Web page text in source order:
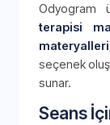
Odyogram
terapisi
materyalleri
seçenek
sunar.
Seans